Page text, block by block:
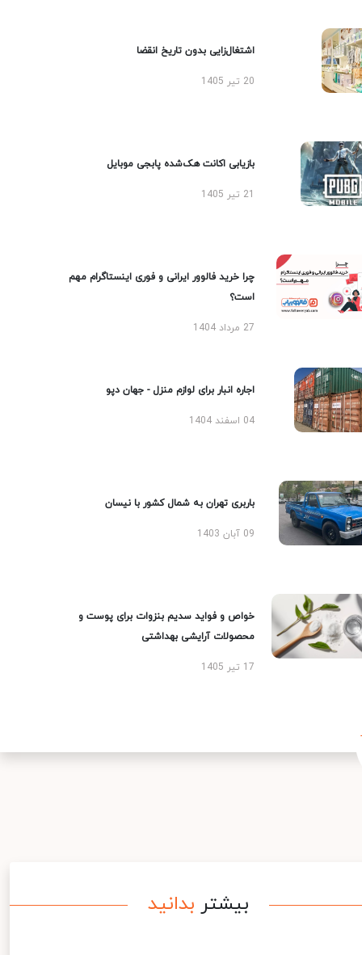
اشتغال‌زایی بدون تاریخ انقضا
20 تیر 1405
بازیابی اکانت هک‌شده پابجی موبایل
چرا خرید فالوور ایرانی و فوری اینستاگرام مهم
است؟
27 مرداد 1404
اجاره انبار برای لوازم منزل - جهان دپو
04 اسفند 1404
باربری تهران به شمال کشور با نیسان
09 آبان 1403
خواص و فواید سدیم بنزوات برای پوست و
محصولات آرایشی بهداشتی
17 تیر 1405
بیشتر بدانید